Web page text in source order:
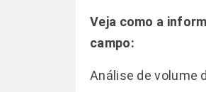
Veja como a
campo:
Análise de volume